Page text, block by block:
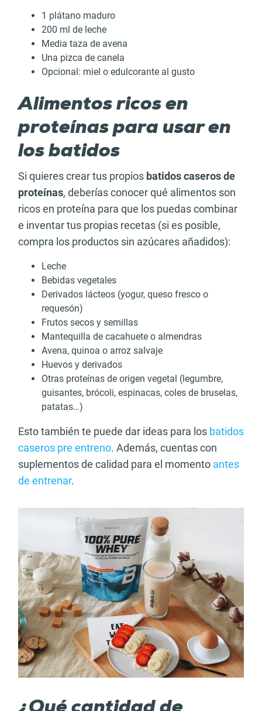
1 plátano maduro
200 ml de leche
Media taza de avena
Una pizca de canela
Opcional: miel o edulcorante al gusto
Alimentos ricos en
proteínas para usar en
los batidos
Si quieres crear tus propios batidos caseros de
proteínas, deberías conocer qué alimentos son
ricos en proteína para que los puedas combinar
e inventar tus propias recetas (si es posible,
compra los productos sin azúcares añadidos):
Leche
Bebidas vegetales
Derivados lácteos (yogur, queso fresco o
requesón)
Frutos secos y semillas
Mantequilla de cacahuete o almendras
Avena, quinoa o arroz salvaje
Huevos y derivados
Otras proteínas de origen vegetal (legumbre,
guisantes, brócoli, espinacas, coles de bruselas,
patatas…)
Esto también te puede dar ideas para los batidos
caseros pre entreno. Además, cuentas con
suplementos de calidad para el momento antes
de entrenar.